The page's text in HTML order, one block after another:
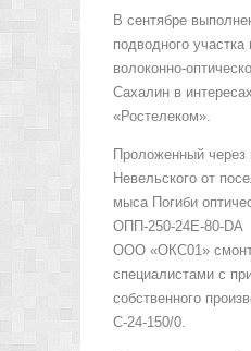
В сентябре
подводного участка
волоконно-
Сахалин в
«Ростелеком».
Проложенный через
Невельского от
мыса Погиби
OПП-250-24Е-80-DA
ООО «ОКС01»
специалистами с
собственного
С-24-150/0.